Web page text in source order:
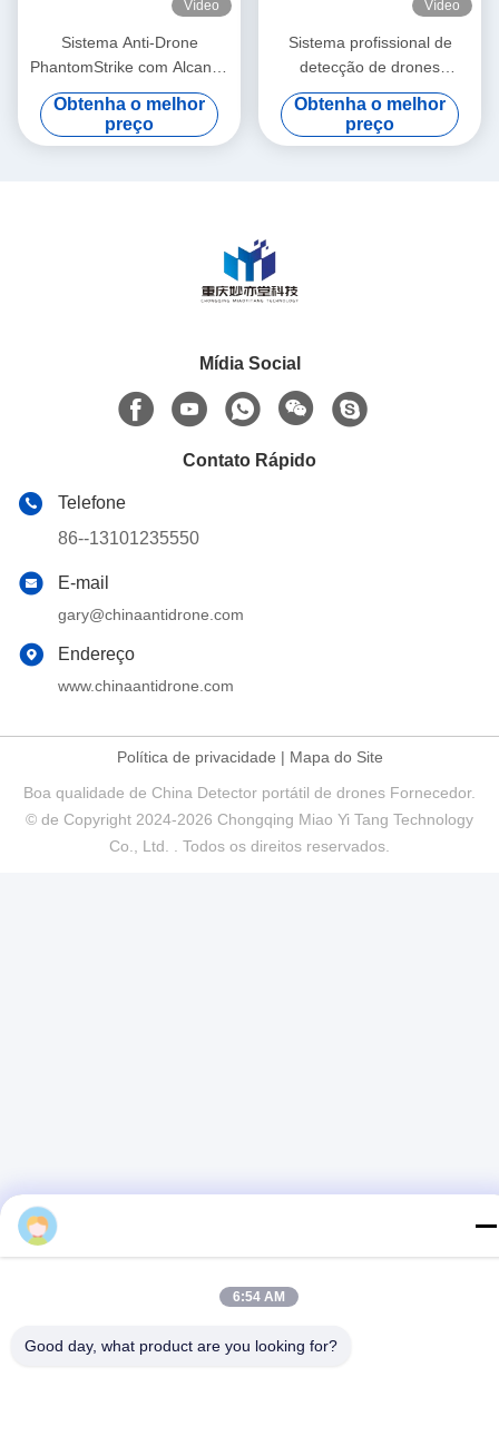
Certificações
O produto obteve dupla certificação do Ministério da Segurança
6:54 AM
Good day, what product are you looking for?